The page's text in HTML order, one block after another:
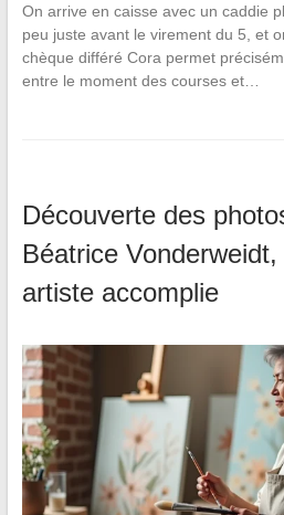
On arrive en caisse avec un caddie
peu juste avant le virement du 5, et
chèque différé Cora permet
entre le moment des courses et…
Découverte des
Béatrice Vonderweidt,
artiste accomplie